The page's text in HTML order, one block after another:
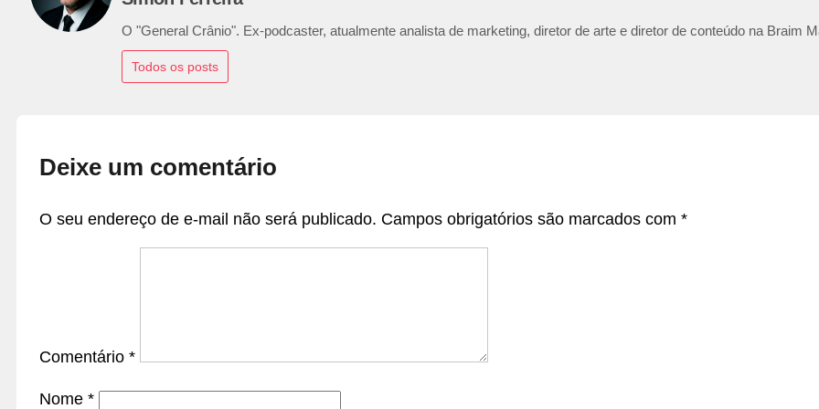
O "General Crânio". Ex-podcaster, atualmente analista de marketing, diretor de arte e diretor de conteúdo na Braim
Todos os posts
Deixe um comentário
O seu endereço de e-mail não será publicado. Campos obrigatórios são marcados com *
Comentário *
Nome *